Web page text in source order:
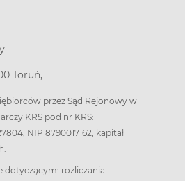
Toruń,
przez Sąd Rejonowy w
KRS pod nr KRS:
NIP 8790017162, kapitał
dotyczącym: rozliczania